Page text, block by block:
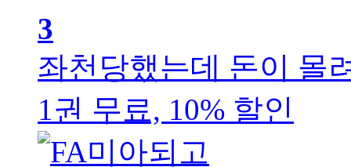
3
좌천당했는데 돈이 몰
1권 무료, 10% 할인